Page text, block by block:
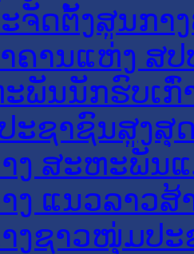
ຈັດຕັ້ງສູນກາ
ຄານແຫ່ງ ສປ
ພັນນັກຮົບເກົ່
ະຊາຊົນສູງສຸ
ງ ສະຫະພັນ
ງ ແນວລາວສ້
ງຊາວໜຸ່ມປະ